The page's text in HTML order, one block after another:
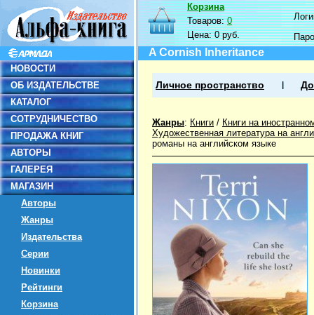
НОВОСТИ
ОБ ИЗДАТЕЛЬСТВЕ
КАТАЛОГ
СОТРУДНИЧЕСТВО
ПРОДАЖА КНИГ
АВТОРЫ
ГАЛЕРЕЯ
МАГАЗИН
Авторы
Жанры
Издательства
Серии
Новинки
Рейтинги
Корзина
Корзина
Товаров:0
Цена:0 руб.
A Cornish Inheritance
Личное пространство
Жанры: Книги / Книги на
Художественная литература на
романы на английском языке